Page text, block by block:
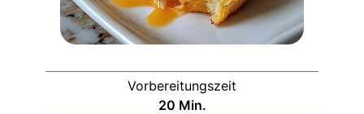
Vorbereitungszeit
20Minuten
Min.